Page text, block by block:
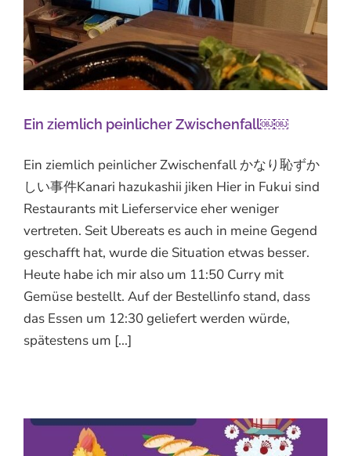
Ein ziemlich peinlicher Zwischenfall￼￼
Ein ziemlich peinlicher Zwischenfall かなり恥ずか
しい事件Kanari hazukashii jiken Hier in Fukui sind
Restaurants mit Lieferservice eher weniger
vertreten. Seit Ubereats es auch in meine Gegend
geschafft hat, wurde die Situation etwas besser.
Heute habe ich mir also um 11:50 Curry mit
Gemüse bestellt. Auf der Bestellinfo stand, dass
das Essen um 12:30 geliefert werden würde,
spätestens um [...]